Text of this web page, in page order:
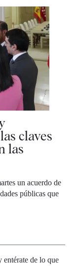
claves
las
un acuerdo de
públicas que
entérate de lo que